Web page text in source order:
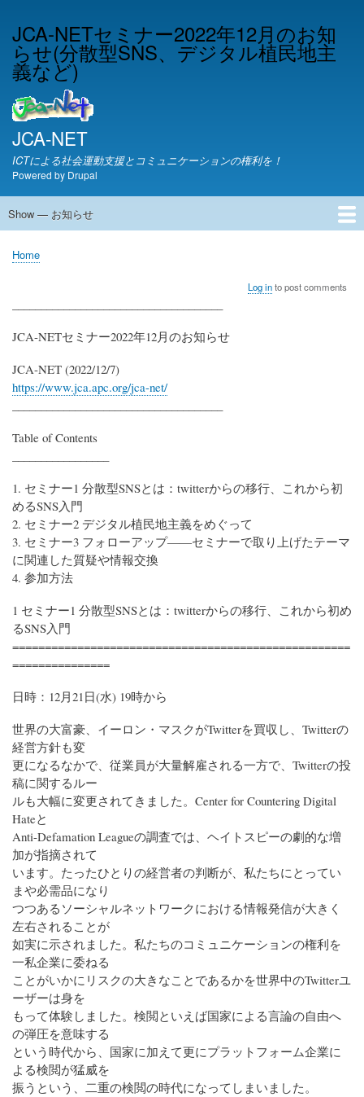
to
main
content
JCA-NETセミナー2022年12月のお知
らせ(分散型SNS、デジタル植民地主
義など)
JCA-NET
ICTによる社会運動支援とコミュニケーションの権利を！
Powered by Drupal
お
ら
Show — お知らせ
JCA-NETからのお知らせ
Breadcrumb
Home
Log into post comments
JCA-NETセミナー2022年12月のお知らせ
JCA-NET (2022/12/7)
https://www.jca.apc.org/jca-net/
Table of Contents
1. セミナー1 分散型SNSとは：twitterからの移行、これから初
めるSNS入門
2. セミナー2 デジタル植民地主義をめぐって
3. セミナー3 フォローアップ――セミナーで取り上げたテーマ
に関連した質疑や情報交換
4. 参加方法
1 セミナー1 分散型SNSとは：twitterからの移行、これから初め
るSNS入門
====================================================
===============
日時：12月21日(水) 19時から
世界の大富豪、イーロン・マスクがTwitterを買収し、Twitterの
経営方針も変
更になるなかで、従業員が大量解雇される一方で、Twitterの投
稿に関するルー
ルも大幅に変更されてきました。Center for Countering Digital
Hateと
Anti-Defamation Leagueの調査では、ヘイトスピーの劇的な増
加が指摘されて
います。たったひとりの経営者の判断が、私たちにとってい
まや必需品になり
つつあるソーシャルネットワークにおける情報発信が大きく
左右されることが
如実に示されました。私たちのコミュニケーションの権利を
一私企業に委ねる
ことがいかにリスクの大きなことであるかを世界中のTwitterユ
ーザーは身を
もって体験しました。検閲といえば国家による言論の自由へ
の弾圧を意味する
という時代から、国家に加えて更にプラットフォーム企業に
よる検閲が猛威を
振うという、二重の検閲の時代になってしまいました。